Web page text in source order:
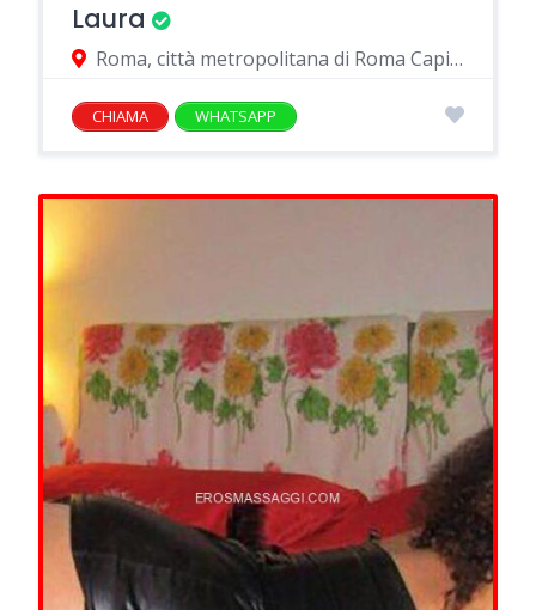
Laura
Roma, città metropolitana di Roma Capitale, Italia
CHIAMA WHATSAPP